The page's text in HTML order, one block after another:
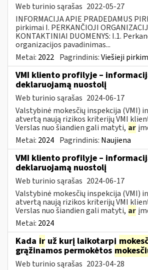
Web turinio sąrašas 2022-05-27
INFORMACIJA APIE PRADEDAMUS
pirkimai I. PERKANČIOJI
KONTAKTINIAI DUOMENYS: I.1.
organizacijos pavadinimas...
Metai: 2022 Pagrindinis:Viešieji
VMI kliento profilyje –
deklaruojamą nuostolį
Web turinio sąrašas 2024-06-17
Valstybinė mokesčių inspekcija (VMI)
atvertą naują rizikos kriterijų VMI
Verslas nuo šiandien gali matyti, ar
Metai: 2024 Pagrindinis: Naujiena
VMI kliento profilyje –
deklaruojamą nuostolį
Web turinio sąrašas 2024-06-17
Valstybinė mokesčių inspekcija (VMI)
atvertą naują rizikos kriterijų VMI
Verslas nuo šiandien gali matyti, ar
Metai: 2024
Kada ir už kurį laikotarpį
grąžinamos permokėtos
Web turinio sąrašas 2023-04-28